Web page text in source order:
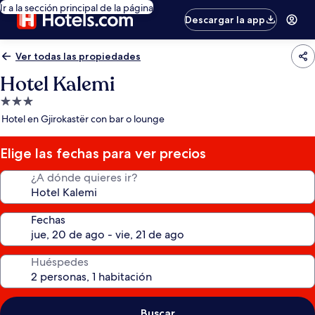
Ir a la sección principal de la página
Descargar la app
Ver todas las propiedades
Hotel Kalemi
Propiedad
de
estrellas
Hotel en Gjirokastër con bar o lounge
Elige las fechas para ver precios
¿A dónde quieres ir?
Fechas
Huéspedes